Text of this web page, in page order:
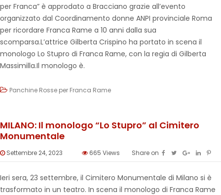
per Franca” è approdato a Bracciano grazie all’evento
organizzato dal Coordinamento donne ANPI provinciale Roma
per ricordare Franca Rame a 10 anni dalla sua
scomparsa.L’attrice Gilberta Crispino ha portato in scena il
monologo Lo Stupro di Franca Rame, con la regia di Gilberta
Massimilla.Il monologo è.
Panchine Rosse per Franca Rame
MILANO: Il monologo “Lo Stupro” al Cimitero
Monumentale
Settembre 24, 2023 665 Views Share on
Ieri sera, 23 settembre, il Cimitero Monumentale di Milano si è
trasformato in un teatro. In scena il monologo di Franca Rame